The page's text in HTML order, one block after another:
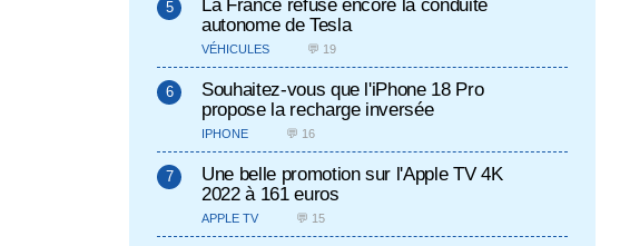
La France refuse encore la conduite
autonome de Tesla
VÉHICULES 💬 19
Souhaitez-vous que l'iPhone 18 Pro
propose la recharge inversée
IPHONE 💬 16
Une belle promotion sur l'Apple TV 4K
2022 à 161 euros
APPLE TV 💬 15